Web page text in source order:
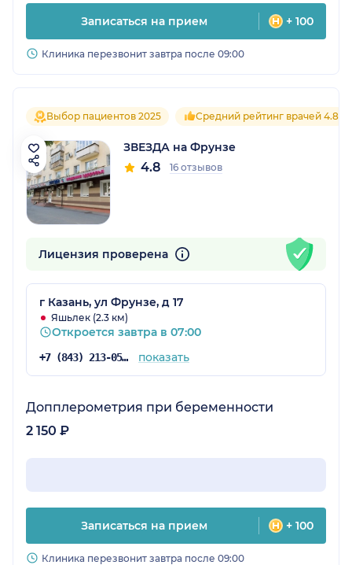
Записаться на прием + 100
Клиника перезвонит завтра после 09:00
Выбор пациентов 2025 Средний рейтинг врачей 4.8
ЗВЕЗДА на Фрунзе
4.8 16 отзывов
Лицензия проверена
г Казань, ул Фрунзе, д 17
Яшьлек (2.3 км)
Откроется завтра в 07:00
+7 (843) 213-05-65 показать
Допплерометрия при беременности
2 150 ₽
Записаться на прием + 100
Клиника перезвонит завтра после 09:00